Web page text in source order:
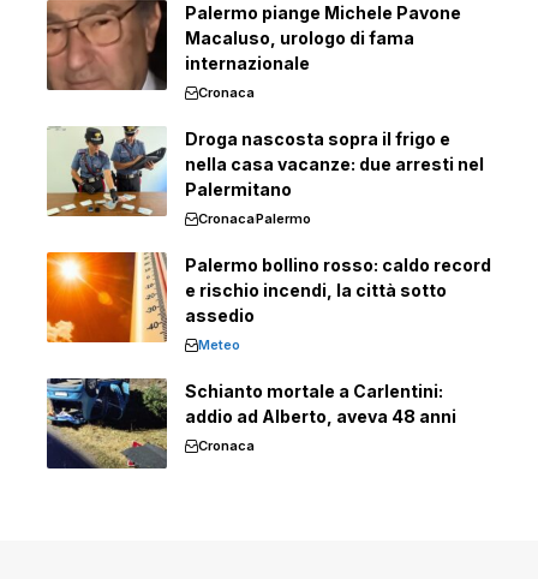
Palermo piange Michele Pavone
Macaluso, urologo di fama
internazionale
Cronaca
Droga nascosta sopra il frigo e
nella casa vacanze: due arresti nel
Palermitano
CronacaPalermo
Palermo bollino rosso: caldo record
e rischio incendi, la città sotto
assedio
Meteo
Schianto mortale a Carlentini:
addio ad Alberto, aveva 48 anni
Cronaca